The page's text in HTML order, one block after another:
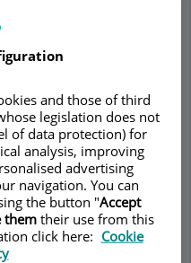
and those of third
legislation does not
of data protection) for
analysis, improving
advertising
navigation. You can
the button "Accept
them their use from this
click here: Cookie